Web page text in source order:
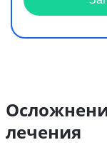
лечения